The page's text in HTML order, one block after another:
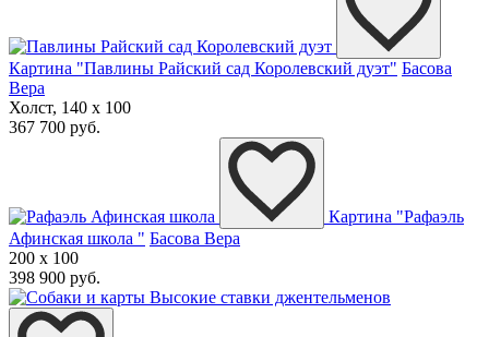
Картина "Павлины Райский сад Королевский дуэт" Басова
Вера
Холст, 140 x 100
367 700 руб.
Картина "Рафаэль
Афинская школа " Басова Вера
200 x 100
398 900 руб.